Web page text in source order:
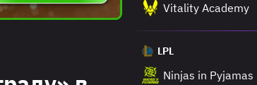
Vitality Academy
LPL
Ninjas in Pyjamas